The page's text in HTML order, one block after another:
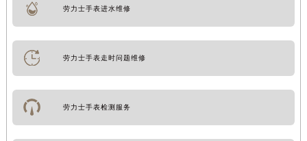
劳力士手表进水维修
劳力士手表走时问题维修
劳力士手表检测服务